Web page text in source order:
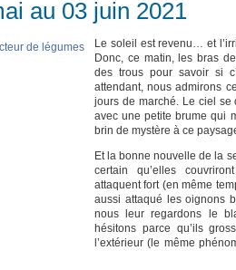
au 03 juin 2021
Le soleil est revenu… et
Donc, ce matin, les bras
des trous pour savoir si
attendant, nous admirons
jours de marché. Le ciel se
avec une petite brume qui
brin de mystère à ce
Et la bonne nouvelle de la
certain qu’elles
attaquent fort (en même
aussi attaqué les oignons
nous leur regardons le
hésitons parce qu’ils
l’extérieur (le même